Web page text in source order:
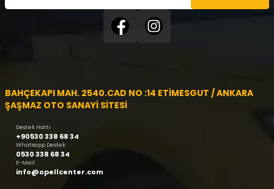
BAHÇEKAPI MAH. 2540.CAD NO :14 ETİMESGUT / ANKARA
ŞAŞMAZ OTO SANAYİ SİTESİ
Destek Hattı
+90530 338 68 34
Whatsapp Destek
0530 338 68 34
E-Mail
info@opellcenter.com